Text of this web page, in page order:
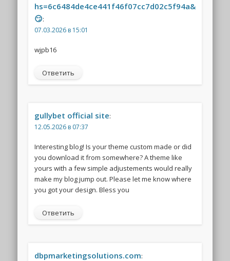
hs=6c6484de4ce441f46f07cc7d02c5f94a&
😏:
07.03.2026 в 15:01
wjpb16
Ответить
gullybet official site:
12.05.2026 в 07:37
Interesting blog! Is your theme custom made or did
you download it from somewhere? A theme like
yours with a few simple adjustements would really
make my blog jump out. Please let me know where
you got your design. Bless you
Ответить
dbpmarketingsolutions.com: